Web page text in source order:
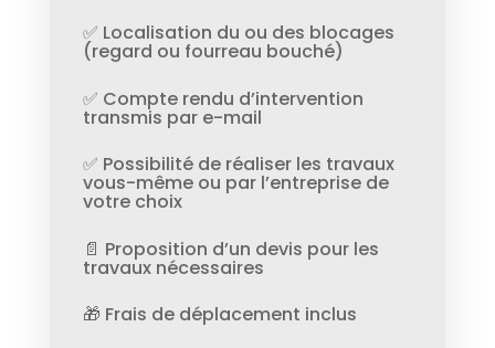
✅ Localisation du ou des blocages
(regard ou fourreau bouché)
✅ Compte rendu d’intervention
transmis par e-mail
✅ Possibilité de réaliser les travaux
vous-même ou par l’entreprise de
votre choix
📄 Proposition d’un devis pour les
travaux nécessaires
🎁 Frais de déplacement inclus